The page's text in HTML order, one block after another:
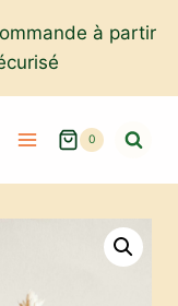
à partir
0